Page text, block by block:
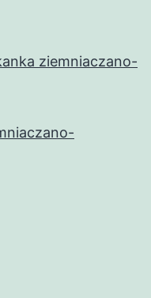
ziemniaczano-